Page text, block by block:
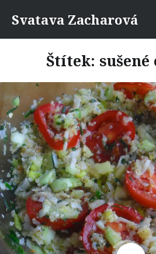
Svatava Zacharová
Štítek: